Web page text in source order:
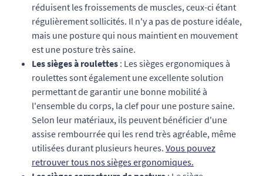
réduisent les froissements de muscles, ceux-ci étant
régulièrement sollicités. Il n'y a pas de posture idéale,
mais une posture qui nous maintient en mouvement
est une posture très saine.
Les sièges à roulettes : Les sièges ergonomiques à
roulettes sont également une excellente solution
permettant de garantir une bonne mobilité à
l'ensemble du corps, la clef pour une posture saine.
Selon leur matériaux, ils peuvent bénéficier d'une
assise rembourrée qui les rend très agréable, même
utilisées durant plusieurs heures. Vous pouvez
retrouver tous nos sièges ergonomiques.